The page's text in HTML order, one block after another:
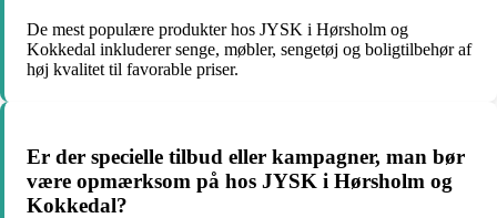
De mest populære produkter hos JYSK i Hørsholm og
Kokkedal inkluderer senge, møbler, sengetøj og boligtilbehør af
høj kvalitet til favorable priser.
Er der specielle tilbud eller kampagner, man bør
være opmærksom på hos JYSK i Hørsholm og
Kokkedal?